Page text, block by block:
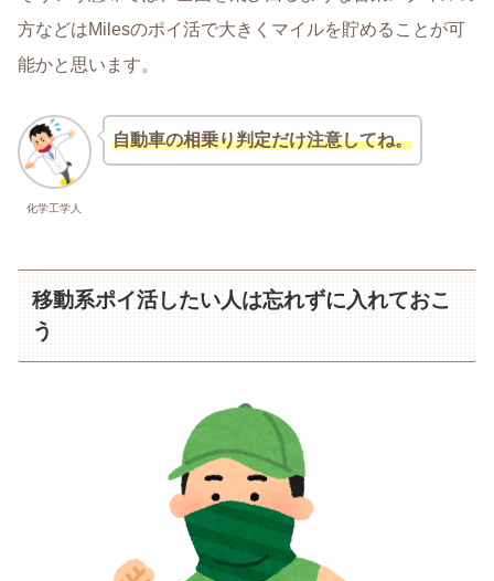
方などはMilesのポイ活で大きくマイルを貯めることが可
能かと思います。
化学工学人
自動車の相乗り判定だけ注意してね。
移動系ポイ活したい人は忘れずに入れておこ
う